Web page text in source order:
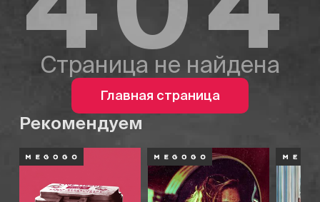
Страница не найдена
Главная страница
Рекомендуем